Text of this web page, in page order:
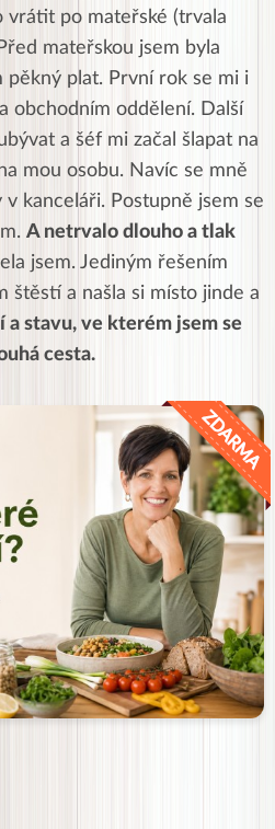
vrátit po mateřské (trvala
mateřskou jsem byla
pěkný plat. První rok se mi i
obchodním oddělení. Další
a šéf mi začal šlapat na
mou osobu. Navíc se mně
v kanceláři. Postupně jsem se
A netrvalo dlouho a tlak
jsem. Jediným řešením
štěstí a našla si místo jinde a
a stavu, ve kterém jsem se
cesta.